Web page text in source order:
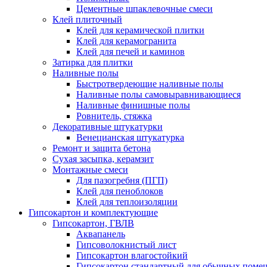
Цементные шпаклевочные смеси
Клей плиточный
Клей для керамической плитки
Клей для керамогранита
Клей для печей и каминов
Затирка для плитки
Наливные полы
Быстротвердеющие наливные полы
Наливные полы самовыравнивающиеся
Наливные финишные полы
Ровнитель, стяжка
Декоративные штукатурки
Венецианская штукатурка
Ремонт и защита бетона
Сухая засыпка, керамзит
Монтажные смеси
Для пазогребня (ПГП)
Клей для пеноблоков
Клей для теплоизоляции
Гипсокартон и комплектующие
Гипсокартон, ГВЛВ
Аквапанель
Гипсоволокнистый лист
Гипсокартон влагостойкий